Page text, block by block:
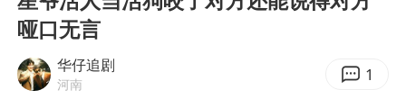
香港宏福苑火灾或由烟头引起
哑口无言
华仔追剧
河南 1